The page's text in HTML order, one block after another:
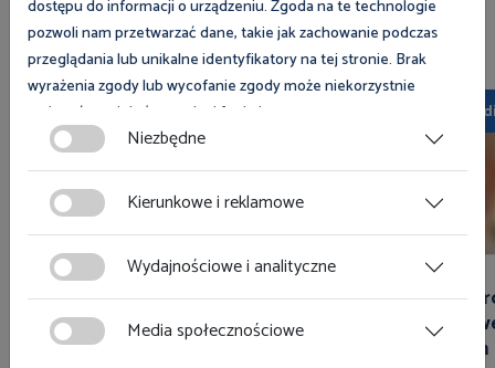
Wszystkie Dla pracodawców Dla pracowników
Multimedia
Upał! Sprawdź, co zrobić, gdy w
pracy jest za gorąco!
dostępu do informacji o urządzeniu. Zgoda na te technologie
pozwoli nam przetwarzać dane, takie jak zachowanie podczas
przeglądania lub unikalne identyfikatory na tej stronie. Brak
wyrażenia zgody lub wycofanie zgody może niekorzystnie
wpłynąć na niektóre cechy i funkcje.
Zgoda na pliki cookies jest dobrowolna i można ją wycofać lub
zmodyfikować w dowolnym momencie klikając w przycisk
ciasteczka w lewym dolnym rogu strony. Więcej informacji
znajdziesz w
Niezbędne
Kierunkowe i reklamowe
Wydajnościowe i analityczne
Media społecznościowe